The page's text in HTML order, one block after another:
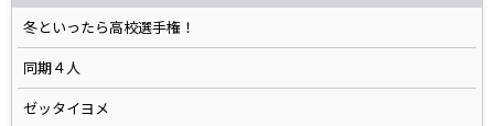
冬といったら高校選手権！
同期４人
ゼッタイヨメ